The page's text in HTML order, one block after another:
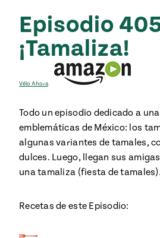
Episodio
¡Tamaliza!
Vélo Ahora
Todo un episodio dedicado a
emblemáticas de México: los
algunas variantes de tamales,
dulces. Luego, llegan sus
una tamaliza (fiesta de tamales).
Recetas de este Episodio: